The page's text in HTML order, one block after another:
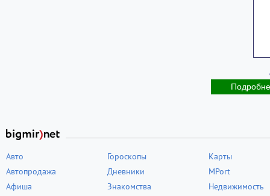
Авто
Автопродажа
Афиша
Гороскопы
Дневники
Знакомства
Карты
MPort
Недвижимость